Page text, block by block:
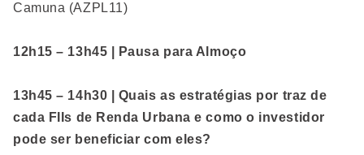
Camuna (AZPL11)
12h15 – 13h45 | Pausa para Almoço
13h45 – 14h30 | Quais as estratégias por traz de
cada FIIs de Renda Urbana e como o investidor
pode ser beneficiar com eles?